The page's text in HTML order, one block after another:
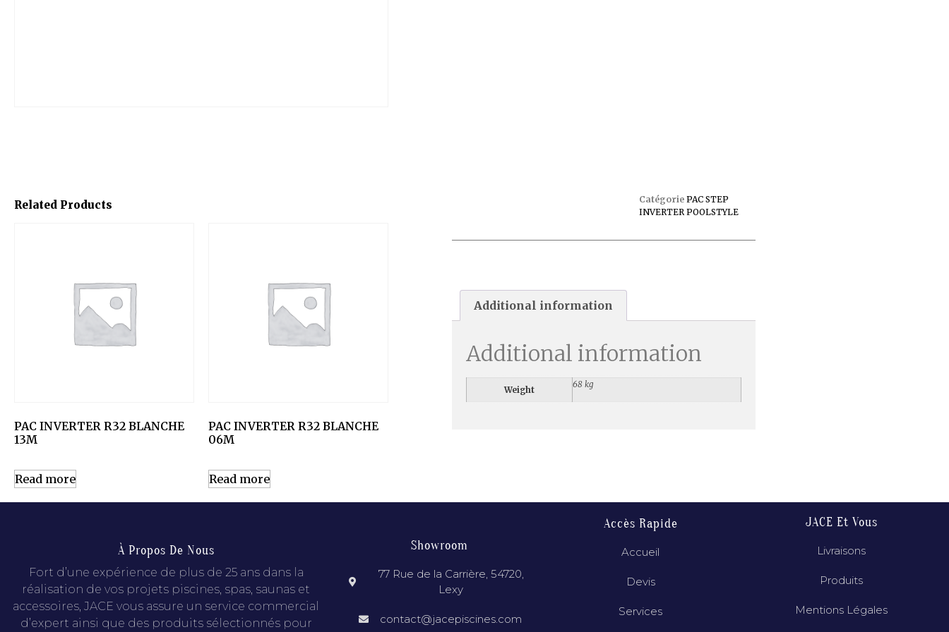
Related Products
PAC INVERTER R32 BLANCHE
13M
Read more
PAC INVERTER R32 BLANCHE
06M
Read more
Catégorie PAC STEP
INVERTER POOLSTYLE
Additional information
Additional information
Weight
68 kg
À Propos De Nous
Fort d’une expérience de plus de 25 ans dans la
réalisation de vos projets piscines, spas, saunas et
accessoires, JACE vous assure un service commercial
d’expert ainsi que des produits sélectionnés pour
Showroom
77 Rue de la Carrière, 54720,
Lexy
contact@jacepiscines.com
Accès Rapide
Accueil
Devis
Services
JACE Et Vous
Livraisons
Produits
Mentions Légales